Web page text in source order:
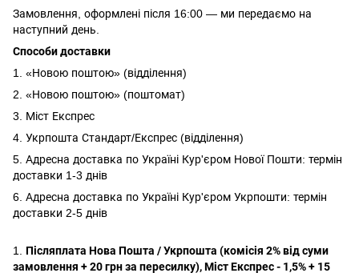
Замовлення, оформлені після 16:00 — ми передаємо на
наступний день.
Способи доставки
1. «Новою поштою» (відділення)
2. «Новою поштою» (поштомат)
3. Міст Експрес
4. Укрпошта Стандарт/Експрес (відділення)
5. Адресна доставка по Україні Кур'єром Нової Пошти: термін
доставки 1-3 днів
6. Адресна доставка по Україні Кур'єром Укрпошти: термін
доставки 2-5 днів
1. Післяплата Нова Пошта / Укрпошта (комісія 2% від суми
замовлення + 20 грн за пересилку), Міст Експрес - 1,5% + 15